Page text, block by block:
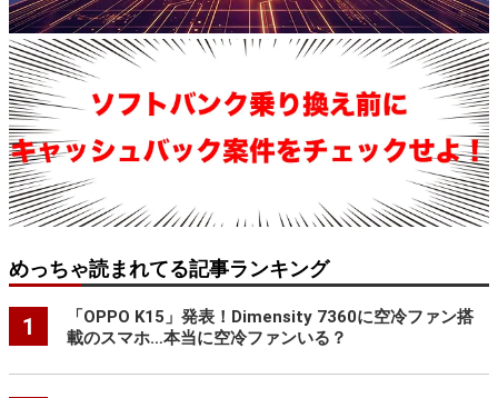
めっちゃ読まれてる記事ランキング
1
「OPPO K15」発表！Dimensity 7360に空冷ファン搭
載のスマホ…本当に空冷ファンいる？